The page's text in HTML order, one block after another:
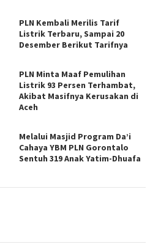
PLN Kembali Merilis Tarif
Listrik Terbaru, Sampai 20
Desember Berikut Tarifnya
PLN Minta Maaf Pemulihan
Listrik 93 Persen Terhambat,
Akibat Masifnya Kerusakan di
Aceh
Melalui Masjid Program Da’i
Cahaya YBM PLN Gorontalo
Sentuh 319 Anak Yatim-Dhuafa